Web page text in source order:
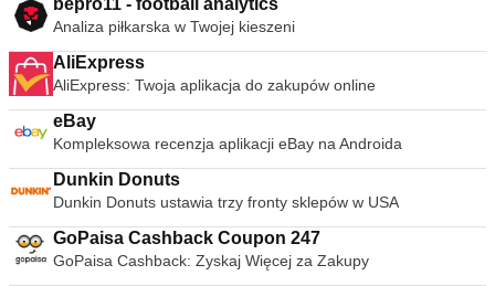
bepro11 - football analytics
Analiza piłkarska w Twojej kieszeni
AliExpress
AliExpress: Twoja aplikacja do zakupów online
eBay
Kompleksowa recenzja aplikacji eBay na Androida
Dunkin Donuts
Dunkin Donuts ustawia trzy fronty sklepów w USA
GoPaisa Cashback Coupon 247
GoPaisa Cashback: Zyskaj Więcej za Zakupy